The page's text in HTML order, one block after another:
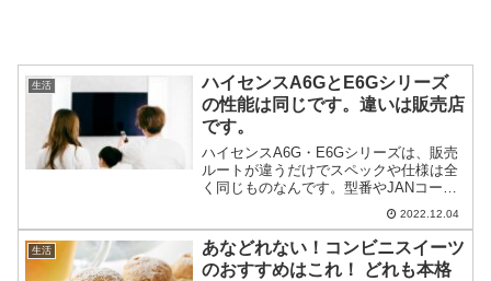
生活
ハイセンスA6GとE6Gシリーズ
の性能は同じです。違いは販売店
です。
ハイセンスA6G・E6Gシリーズは、販売
ルートが違うだけでスペックや仕様は全
く同じものなんです。型番やJANコード
は違いますが、取扱説明書も全く同じ内
容なんですよ。インターネット通信販売
と店舗販売で、販売傾向のデータを集め
るために型番を二つ...
2022.12.04
生活
あなどれない！コンビニスイーツ
のおすすめはこれ！ どれも本格